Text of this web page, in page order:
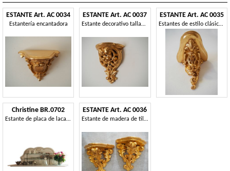
ESTANTE Art. AC 0034
Estantería encantadora
ESTANTE Art. AC 0037
Estante decorativo tallado a mano
ESTANTE Art. AC 0035
Estantes de estilo clásico, con preciosos acabados
Christine BR.0702
Estante de placa de laca con 2 estantes, acabados de cobre
ESTANTE Art. AC 0036
Estante de madera de tilo tallado a mano